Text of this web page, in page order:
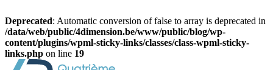
Deprecated: Automatic conversion of false to array is deprecated in
/data/web/public/4dimension.be/www/public/blog/wp-
content/plugins/wpml-sticky-links/classes/class-wpml-sticky-
links.php on line 19